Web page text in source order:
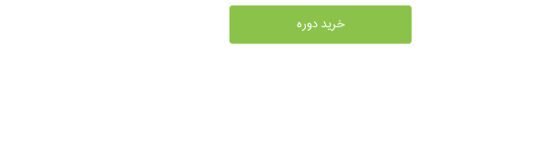
خرید دوره